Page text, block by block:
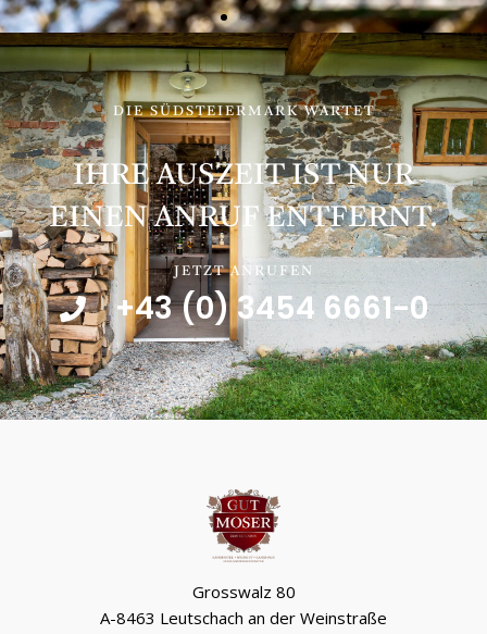
DIE SÜDSTEIERMARK WARTET
IHRE AUSZEIT IST NUR
EINEN ANRUF ENTFERNT.
JETZT ANRUFEN
+43 (0) 3454 6661-0
Grosswalz 80
A-8463 Leutschach an der Weinstraße